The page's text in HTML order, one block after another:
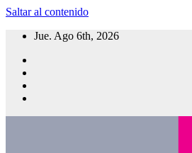
Saltar al contenido
Jue. Ago 6th, 2026